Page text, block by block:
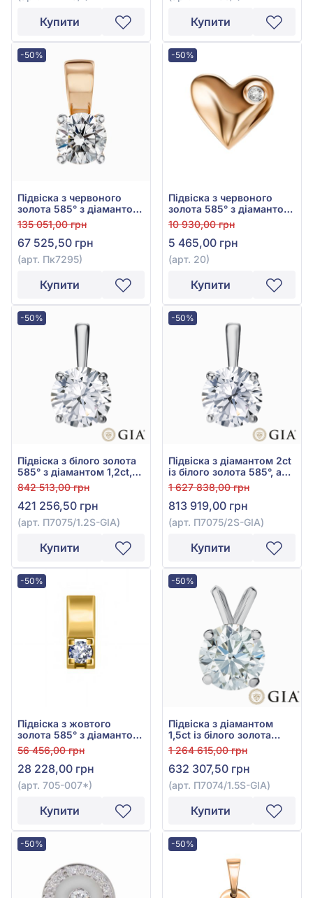
Купити Купити
-50%
Підвіска з червоного
золота 585° з діамантом
0,52ct, арт. Пк7295
135 051,00 грн
67 525,50 грн
(арт. Пк7295)
Купити
-50%
Підвіска з червоного
золота 585° з діамантом
0,007ct, арт. 20
10 930,00 грн
5 465,00 грн
(арт. 20)
Купити
-50%
Підвіска з білого золота
585° з діамантом 1,2ct,
арт. П7075/1.2S-GIA
842 513,00 грн
421 256,50 грн
(арт. П7075/1.2S-GIA)
Купити
-50%
Підвіска з діамантом 2ct
із білого золота 585°, арт.
П7075/2S-GIA
1 627 838,00 грн
813 919,00 грн
(арт. П7075/2S-GIA)
Купити
-50%
Підвіска з жовтого
золота 585° з діамантом
0,09ct, арт. 705-007*
56 456,00 грн
28 228,00 грн
(арт. 705-007*)
Купити
-50%
Підвіска з діамантом
1,5ct із білого золота
585°, арт. П7074/1.5S-GIA
1 264 615,00 грн
632 307,50 грн
(арт. П7074/1.5S-GIA)
Купити
-50% -50%